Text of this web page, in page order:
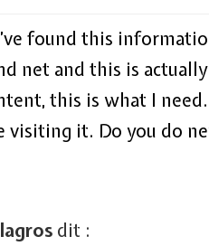
found this
net and this is
this is what I
visiting it. Do you do
dit :